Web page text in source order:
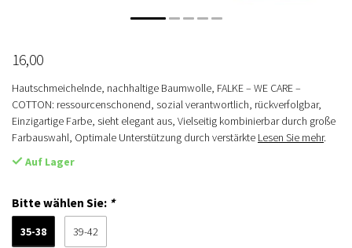
16,00
Hautschmeichelnde, nachhaltige Baumwolle, FALKE – WE CARE –
COTTON: ressourcenschonend, sozial verantwortlich, rückverfolgbar,
Einzigartige Farbe, sieht elegant aus, Vielseitig kombinierbar durch große
Farbauswahl, Optimale Unterstützung durch verstärkte Lesen Sie mehr.
Auf Lager
Bitte wählen Sie: *
35-38 39-42